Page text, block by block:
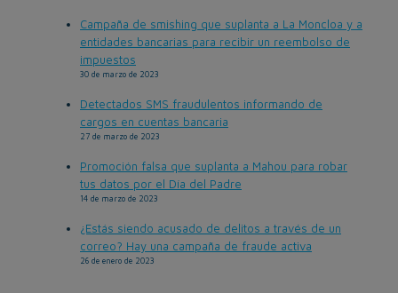
Campaña de smishing que suplanta a La Moncloa y a
entidades bancarias para recibir un reembolso de
impuestos
30 de marzo de 2023
Detectados SMS fraudulentos informando de
cargos en cuentas bancaria
27 de marzo de 2023
Promoción falsa que suplanta a Mahou para robar
tus datos por el Día del Padre
14 de marzo de 2023
¿Estás siendo acusado de delitos a través de un
correo? Hay una campaña de fraude activa
26 de enero de 2023